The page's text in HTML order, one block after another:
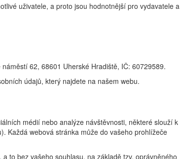
uživatele, a proto jsou hodnotnější pro vydavatele a
62, 68601 Uherské Hradiště, IČ: 60729589.
údajů, který najdete na našem webu.
médií nebo analýze návštěvnosti, některé slouží k
Každá webová stránka může do vašeho prohlížeče
to bez vašeho souhlasu, na základě tzv. oprávněného